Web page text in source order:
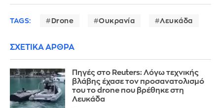
TAGS: Drone Ουκρανία Λευκάδα
ΣΧΕΤΙΚΑ ΑΡΘΡΑ
Πηγές στο Reuters: Λόγω τεχνικής
βλάβης έχασε τον προσανατολισμό
του το drone που βρέθηκε στη
Λευκάδα